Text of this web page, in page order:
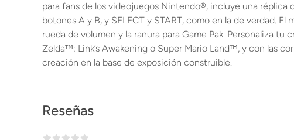
para fans de los videojuegos Nintendo®, incluye una réplica
botones A y B, y SELECT y START, como en la de verdad.
rueda de volumen y la ranura para Game Pak. Personaliza
Zelda™: Link’s Awakening o Super Mario Land™, y con las
creación en la base de exposición construible.
Reseñas